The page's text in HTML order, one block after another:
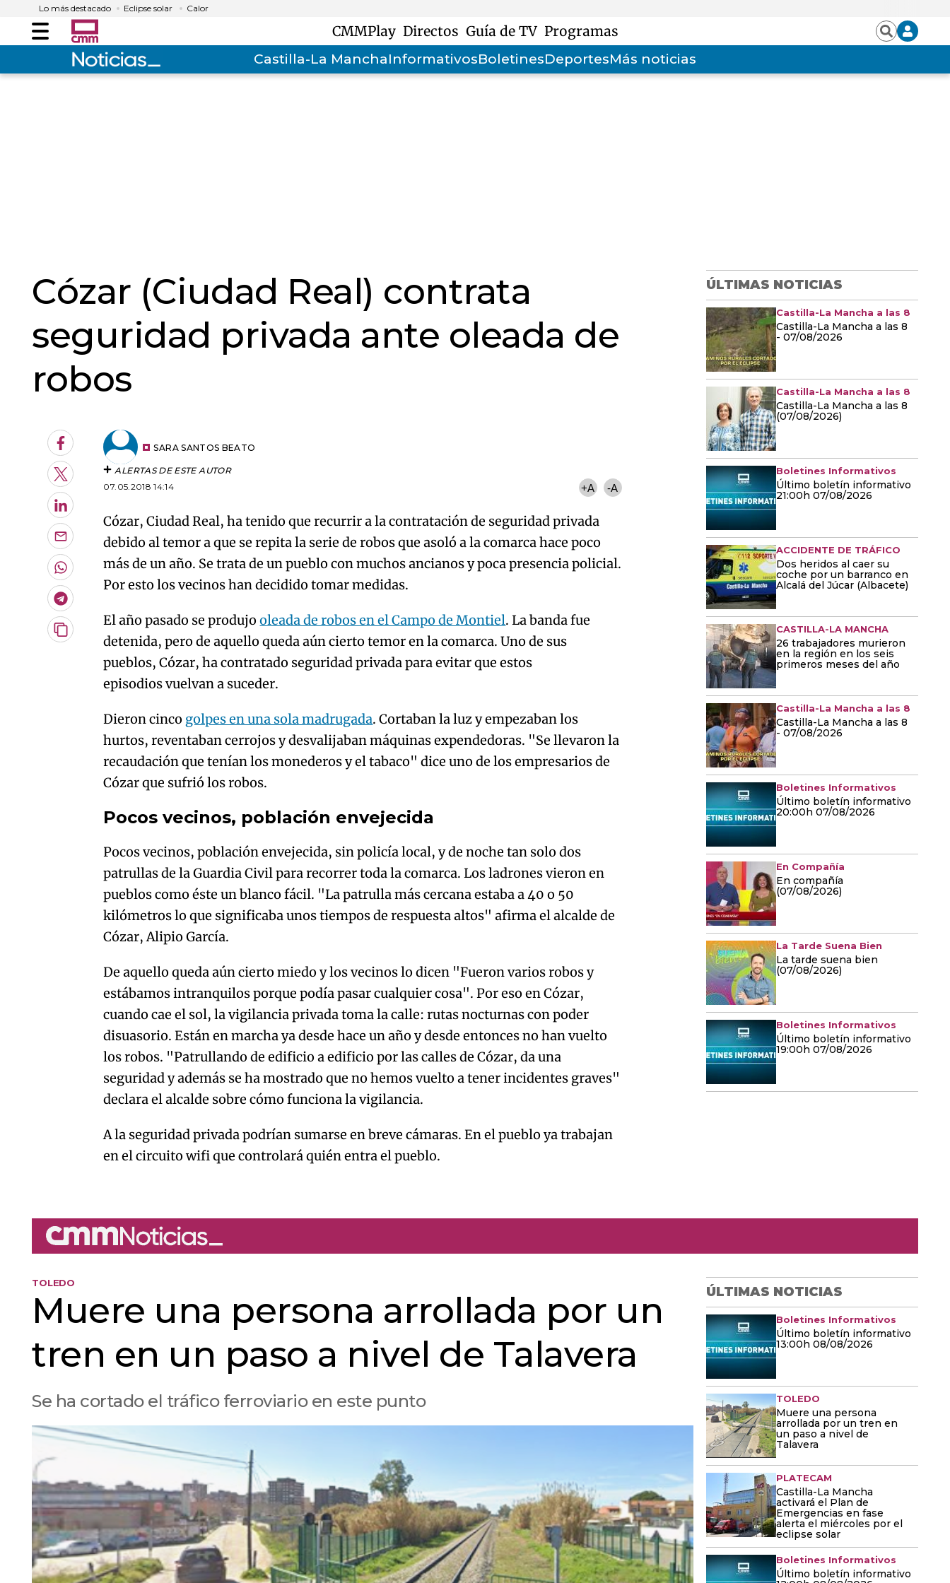
Lo más destacado Eclipse solar Calor
Menú CMMPlay Directos Guía de TV Programas BuscarIniciar
sesión
Castilla-La ManchaInformativosBoletinesDeportesMás noticias
Cózar (Ciudad Real) contrata
seguridad privada ante oleada de
robos
Facebook
Twitter
LinkedIn
Enviar
por
Email
Whatsapp
Telegram
Copiar
artículo
SARA SANTOS BEATO
ALERTAS DE ESTE AUTOR
07.05.2018 14:14
+A -A
Cózar, Ciudad Real, ha tenido que recurrir a la contratación de seguridad privada
debido al temor a que se repita la serie de robos que asoló a la comarca hace poco
más de un año. Se trata de un pueblo con muchos ancianos y poca presencia policial.
Por esto los vecinos han decidido tomar medidas.
El año pasado se produjooleada de robos en el Campo de Montiel. La banda fue
detenida, pero de aquello queda aún cierto temor en la comarca. Uno de sus
pueblos, Cózar, ha contratado seguridad privada para evitar que estos
episodios vuelvan a suceder.
Dieron cinco golpes en una sola madrugada. Cortaban la luz y empezaban los
hurtos, reventaban cerrojos y desvalijaban máquinas expendedoras. "Se llevaron la
recaudación que tenían los monederos y el tabaco" dice uno de los empresarios de
Cózar que sufrió los robos.
Pocos vecinos, población envejecida
Pocos vecinos, población envejecida, sin policía local, y de noche tan solo dos
patrullas de la Guardia Civil para recorrer toda la comarca. Los ladrones vieron en
pueblos como éste un blanco fácil. "La patrulla más cercana estaba a 40 o 50
kilómetros lo que significaba unos tiempos de respuesta altos" afirma el alcalde de
Cózar, Alipio García.
De aquello queda aún cierto miedo y los vecinos lo dicen "Fueron varios robos y
estábamos intranquilos porque podía pasar cualquier cosa". Por eso en Cózar,
cuando cae el sol, la vigilancia privada toma la calle: rutas nocturnas con poder
disuasorio. Están en marcha ya desde hace un año y desde entonces no han vuelto
los robos. "Patrullando de edificio a edificio por las calles de Cózar, da una
seguridad y además se ha mostrado que no hemos vuelto a tener incidentes graves"
declara el alcalde sobre cómo funciona la vigilancia.
A la seguridad privada podrían sumarse en breve cámaras. En el pueblo ya trabajan
en el circuito wifi que controlará quién entra el pueblo.
ÚLTIMAS NOTICIAS
Castilla-La Mancha a las 8
Castilla-La Mancha a las 8
- 07/08/2026
Castilla-La Mancha a las 8
Castilla-La Mancha a las 8
(07/08/2026)
Boletines Informativos
Último boletín informativo
21:00h 07/08/2026
ACCIDENTE DE TRÁFICO
Dos heridos al caer su
coche por un barranco en
Alcalá del Júcar (Albacete)
CASTILLA-LA MANCHA
26 trabajadores murieron
en la región en los seis
primeros meses del año
Castilla-La Mancha a las 8
Castilla-La Mancha a las 8
- 07/08/2026
Boletines Informativos
Último boletín informativo
20:00h 07/08/2026
En Compañía
En compañía
(07/08/2026)
La Tarde Suena Bien
La tarde suena bien
(07/08/2026)
Boletines Informativos
Último boletín informativo
19:00h 07/08/2026
TOLEDO
Muere una persona arrollada por un
tren en un paso a nivel de Talavera
Se ha cortado el tráfico ferroviario en este punto
ÚLTIMAS NOTICIAS
Boletines Informativos
Último boletín informativo
13:00h 08/08/2026
TOLEDO
Muere una persona
arrollada por un tren en
un paso a nivel de
Talavera
PLATECAM
Castilla-La Mancha
activará el Plan de
Emergencias en fase
alerta el miércoles por el
eclipse solar
Boletines Informativos
Último boletín informativo